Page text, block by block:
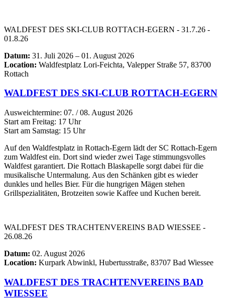
WALDFEST DES SKI-CLUB ROTTACH-EGERN - 31.7.26 -
01.8.26
Datum: 31. Juli 2026 – 01. August 2026
Location: Waldfestplatz Lori-Feichta, Valepper Straße 57, 83700
Rottach
WALDFEST DES SKI-CLUB ROTTACH-EGERN
Ausweichtermine: 07. / 08. August 2026
Start am Freitag: 17 Uhr
Start am Samstag: 15 Uhr
Auf den Waldfestplatz in Rottach-Egern lädt der SC Rottach-Egern
zum Waldfest ein. Dort sind wieder zwei Tage stimmungsvolles
Waldfest garantiert. Die Rottach Blaskapelle sorgt dabei für die
musikalische Untermalung. Aus den Schänken gibt es wieder
dunkles und helles Bier. Für die hungrigen Mägen stehen
Grillspezialitäten, Brotzeiten sowie Kaffee und Kuchen bereit.
WALDFEST DES TRACHTENVEREINS BAD WIESSEE -
26.08.26
Datum: 02. August 2026
Location: Kurpark Abwinkl, Hubertusstraße, 83707 Bad Wiessee
WALDFEST DES TRACHTENVEREINS BAD
WIESSEE